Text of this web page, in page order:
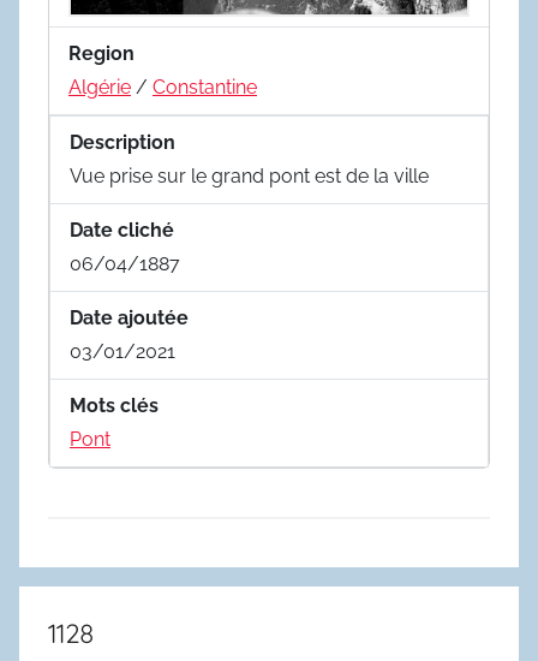
Region
Algérie / Constantine
Description
Vue prise sur le grand pont est de la ville
Date cliché
06/04/1887
Date ajoutée
03/01/2021
Mots clés
Pont
1128